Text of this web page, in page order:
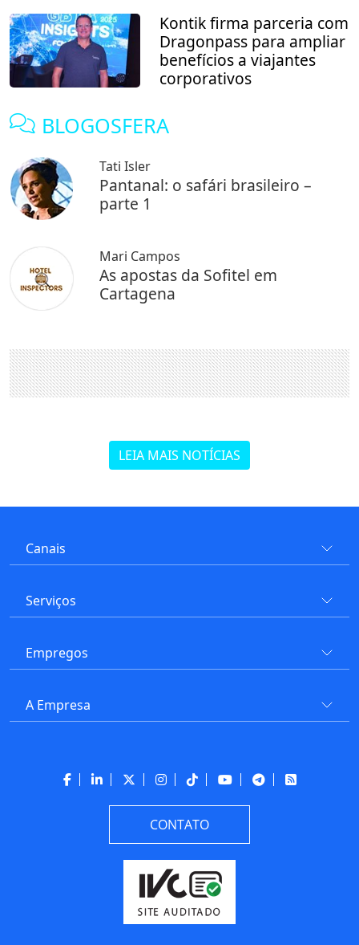
Kontik firma parceria com
Dragonpass para ampliar
benefícios a viajantes
corporativos
BLOGOSFERA
Tati Isler
Pantanal: o safári brasileiro –
parte 1
Mari Campos
As apostas da Sofitel em
Cartagena
LEIA MAIS NOTÍCIAS
Canais
Serviços
Empregos
A Empresa
CONTATO